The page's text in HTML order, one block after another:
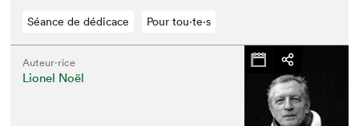
Séance de dédicace Pour tou⋅te⋅s
Auteur·rice
Lionel Noël